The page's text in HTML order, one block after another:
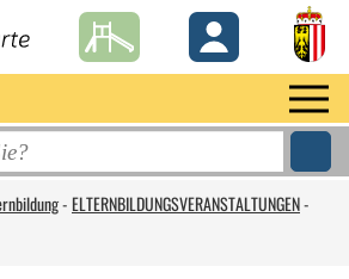
-ELTERNBILDUNGSVERANSTALTUNGEN-